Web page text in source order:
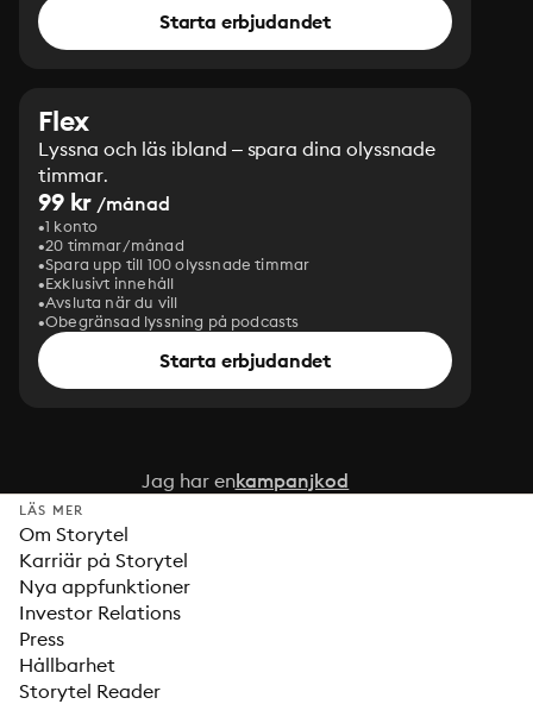
Starta erbjudandet
Flex
Lyssna och läs ibland – spara dina olyssnade
timmar.
99 kr /månad
1 konto
20 timmar/månad
Spara upp till 100 olyssnade timmar
Exklusivt innehåll
Avsluta när du vill
Obegränsad lyssning på podcasts
Starta erbjudandet
Jag har enkampanjkod
LÄS MER
Om Storytel
Karriär på Storytel
Nya appfunktioner
Investor Relations
Press
Hållbarhet
Storytel Reader